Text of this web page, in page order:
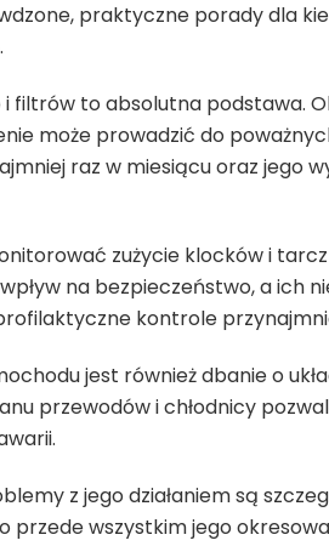
praktyczne porady dla
filtrów to absolutna podstawa.
może prowadzić do
raz w miesiącu oraz jego
zużycie klocków i
na bezpieczeństwo, a ich
kontrole
jest również dbanie o
przewodów i chłodnicy
z jego działaniem są
wszystkim jego